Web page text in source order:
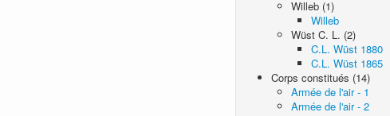
Willeb (1)
Willeb
Wüst C. L. (2)
C.L. Wüst 1880
C.L. Wüst 1865
Corps constitués (14)
Armée de l'air - 1
Armée de l'air - 2